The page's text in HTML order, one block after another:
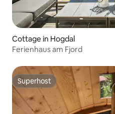
Cottage in Hogdal
Ferienhaus am Fjord
Superhost
Superhost